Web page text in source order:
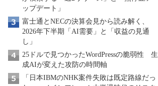
ップデート」
富士通とNECの決算会見から読み解く、
2026年下半期「AI需要」と「収益の見通
し」
25ドルで見つかったWordPressの脆弱性 生
成AIが変えた攻防の時間軸
「日本IBMのNHK案件失敗は既定路線だっ